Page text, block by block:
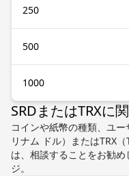
250
500
1000
SRDまたはTRXに
コインや紙幣の種類、ユ
リナム ドル）またはTRX
は、相談することをお勧
ジ。